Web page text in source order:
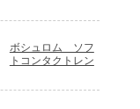
ボシュロム ソフ
トコンタクトレン